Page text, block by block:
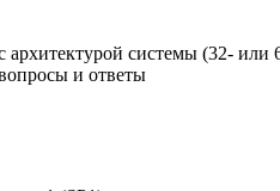
архитектурой системы (32-
и ответы